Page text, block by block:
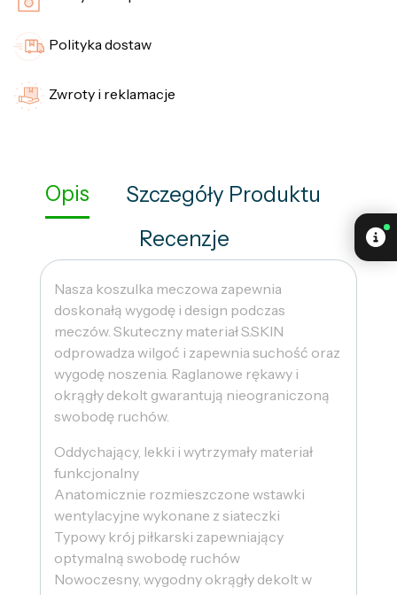
Polityka dostaw
Zwroty i reklamacje
Opis
Szczegóły Produktu
Recenzje
Nasza koszulka meczowa zapewnia
doskonałą wygodę i design podczas
meczów. Skuteczny materiał S.SKIN
odprowadza wilgoć i zapewnia suchość oraz
wygodę noszenia. Raglanowe rękawy i
okrągły dekolt gwarantują nieograniczoną
swobodę ruchów.
Oddychający, lekki i wytrzymały materiał
funkcjonalny
Anatomicznie rozmieszczone wstawki
wentylacyjne wykonane z siateczki
Typowy krój piłkarski zapewniający
optymalną swobodę ruchów
Nowoczesny, wygodny okrągły dekolt w